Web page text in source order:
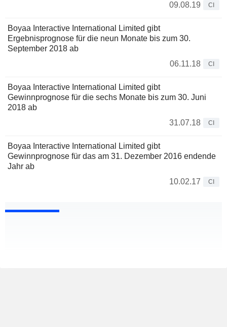
09.08.19
CI
Boyaa Interactive International Limited gibt
Ergebnisprognose für die neun Monate bis zum 30.
September 2018 ab
06.11.18
CI
Boyaa Interactive International Limited gibt
Gewinnprognose für die sechs Monate bis zum 30. Juni
2018 ab
31.07.18
CI
Boyaa Interactive International Limited gibt
Gewinnprognose für das am 31. Dezember 2016 endende
Jahr ab
10.02.17
CI